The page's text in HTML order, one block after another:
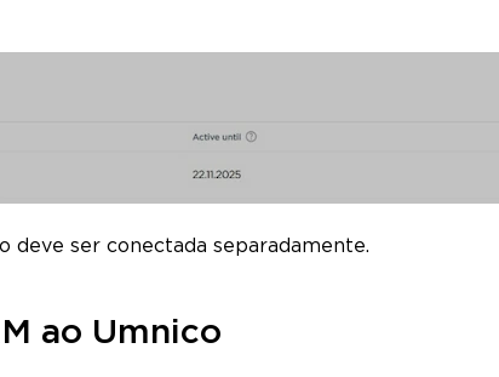
deve ser conectada separadamente.
ao Umnico